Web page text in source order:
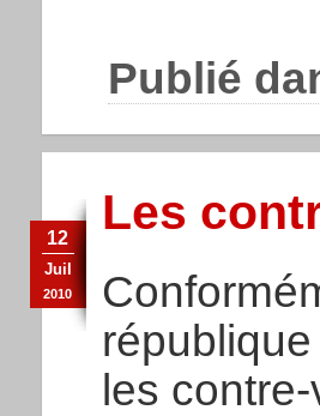
Publié
Les
12
Juil
2010
les